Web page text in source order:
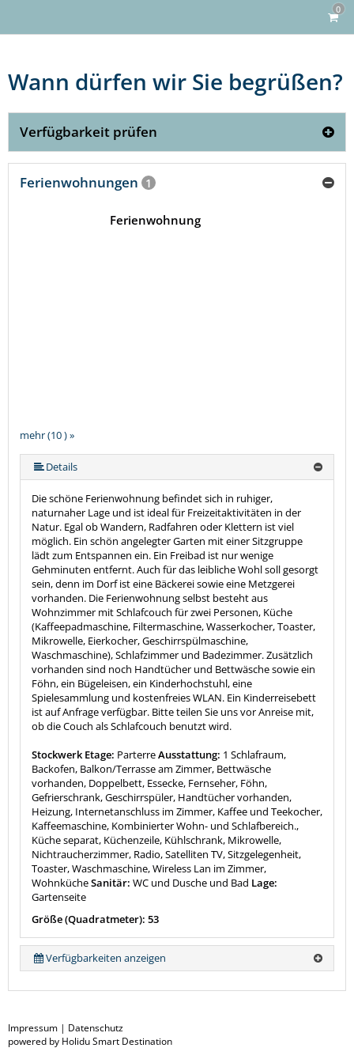
0
Wann dürfen wir Sie begrüßen?
Verfügbarkeit prüfen
Ferienwohnungen 1
mehr (10 ) »
mehr (10 ) »
mehr (10 ) »
mehr (10 ) »
mehr (10 ) »
mehr (10 ) »
mehr (10 ) »
Ferienwohnung
Details
Die schöne Ferienwohnung befindet sich in ruhiger,
naturnaher Lage und ist ideal für Freizeitaktivitäten in der
Natur. Egal ob Wandern, Radfahren oder Klettern ist viel
möglich. Ein schön angelegter Garten mit einer Sitzgruppe
lädt zum Entspannen ein. Ein Freibad ist nur wenige
Gehminuten entfernt. Auch für das leibliche Wohl soll gesorgt
sein, denn im Dorf ist eine Bäckerei sowie eine Metzgerei
vorhanden. Die Ferienwohnung selbst besteht aus
Wohnzimmer mit Schlafcouch für zwei Personen, Küche
(Kaffeepadmaschine, Filtermaschine, Wasserkocher, Toaster,
Mikrowelle, Eierkocher, Geschirrspülmaschine,
Waschmaschine), Schlafzimmer und Badezimmer. Zusätzlich
vorhanden sind noch Handtücher und Bettwäsche sowie ein
Föhn, ein Bügeleisen, ein Kinderhochstuhl, eine
Spielesammlung und kostenfreies WLAN. Ein Kinderreisebett
ist auf Anfrage verfügbar. Bitte teilen Sie uns vor Anreise mit,
ob die Couch als Schlafcouch benutzt wird.
Stockwerk Etage: ParterreAusstattung: 1 Schlafraum,
Backofen, Balkon/Terrasse am Zimmer, Bettwäsche
vorhanden, Doppelbett, Essecke, Fernseher, Föhn,
Gefrierschrank, Geschirrspüler, Handtücher vorhanden,
Heizung, Internetanschluss im Zimmer, Kaffee und Teekocher,
Kaffeemaschine, Kombinierter Wohn- und Schlafbereich.,
Küche separat, Küchenzeile, Kühlschrank, Mikrowelle,
Nichtraucherzimmer, Radio, Satelliten TV, Sitzgelegenheit,
Toaster, Waschmaschine, Wireless Lan im Zimmer,
WohnkücheSanitär: WC und Dusche und Bad Lage:
Gartenseite
Größe (Quadratmeter): 53
Verfügbarkeiten anzeigen
Impressum | Datenschutz
powered by Holidu Smart Destination